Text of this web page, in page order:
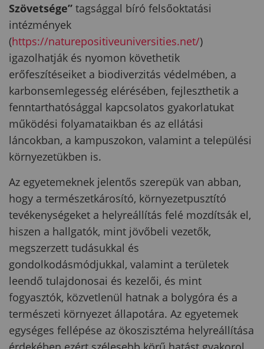
Szövetsége” tagsággal bíró felsőoktatási
intézmények
(https://naturepositiveuniversities.net/)
igazolhatják és nyomon követhetik
erőfeszítéseiket a biodiverzitás védelmében, a
karbonsemlegesség elérésében, fejleszthetik a
fenntarthatósággal kapcsolatos gyakorlatukat
működési folyamataikban és az ellátási
láncokban, a kampuszokon, valamint a települési
környezetükben is.
Az egyetemeknek jelentős szerepük van abban,
hogy a természetkárosító, környezetpusztító
tevékenységeket a helyreállítás felé mozdítsák el,
hiszen a hallgatók, mint jövőbeli vezetők,
megszerzett tudásukkal és
gondolkodásmódjukkal, valamint a területek
leendő tulajdonosai és kezelői, és mint
fogyasztók, közvetlenül hatnak a bolygóra és a
természeti környezet állapotára. Az egyetemek
egységes fellépése az ökoszisztéma helyreállítása